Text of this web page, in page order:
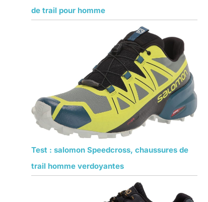
de trail pour homme
Test : salomon Speedcross, chaussures de
trail homme verdoyantes